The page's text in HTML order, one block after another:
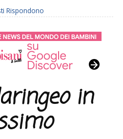
Rispondono
in